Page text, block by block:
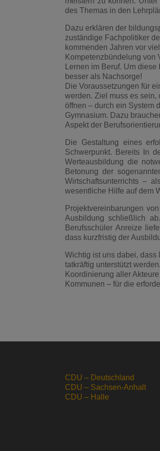
des Themas in den
Dazu erklären der
zuständige Fachpolitiker
kommenden Jahren vor
Kompetenzbündelung von
Lernen im Beruf. Um
besser als Nachsorge!
Die Voraussetzungen für
werden. Ziel muss es sein,
öffnen – durch ein System
Gymnasium. Dazu
Aspekt der
Die Gestaltung eines
Schwerpunkt. Bereits In
Werteausbildung die
Betonung der
Wirtschaftsunterrichts –
wesentliche Hilfe auf dem
Projektvereinbarungen
Ausbildung schließlich
Berufsschüler Anreize
dass kurzfristig der
Wichtig ist uns dabei,
tatkräftig unterstützt
Koordinierung aller
Kommunen – für die
CDU – Deutschland
CDU – Sachsen-Anhalt
CDU – Halle